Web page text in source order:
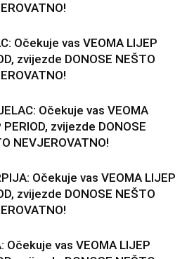
Očekuje vas VEOMA LIJEP
zvijezde DONOSE NEŠTO
Očekuje vas VEOMA
PERIOD, zvijezde DONOSE
NEVJEROVATNO!
Očekuje vas VEOMA LIJEP
zvijezde DONOSE NEŠTO
Očekuje vas VEOMA LIJEP